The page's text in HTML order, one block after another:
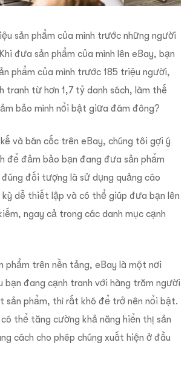
sản phẩm của mình trước những người
đưa sản phẩm của mình lên eBay, bạn
phẩm của mình trước 185 triệu người,
tranh từ hơn 1,7 tỷ danh sách, làm thế
bảo mình nổi bật giữa đám đông?
và bán cốc trên eBay, chúng tôi gợi ý
để đảm bảo bạn đang đưa sản phẩm
đối tượng là sử dụng quảng cáo
kỳ dễ thiết lập và có thể giúp đưa bạn lên
ngay cả trong các danh mục cạnh
phẩm trên nền tảng, eBay là một nơi
bạn đang cạnh tranh với hàng trăm người
sản phẩm, thì rất khó để trở nên nổi bật.
thể tăng cường khả năng hiển thị sản
cách cho phép chúng xuất hiện ở đầu